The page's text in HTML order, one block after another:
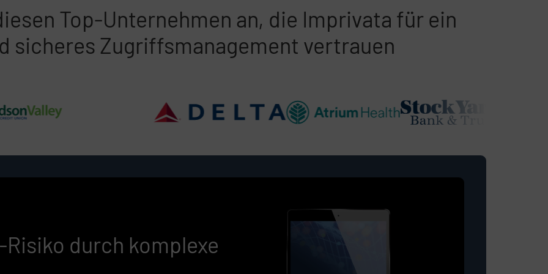
Top-Unternehmen an, die Imprivata für ein
sicheres Zugriffsmanagement vertrauen
Risiko durch komplexe